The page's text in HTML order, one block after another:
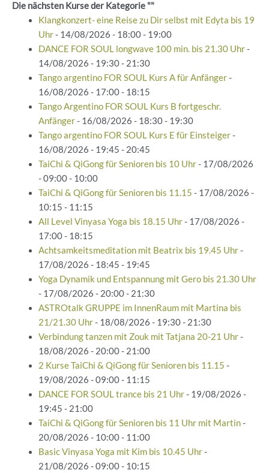
Die nächsten Kurse der Kategorie ""
Klangkonzert- eine Reise zu Dir selbst mit Edyta bis 19
Uhr- 14/08/2026 - 18:00 - 19:00
DANCE FOR SOUL longwave 100 min. bis 21.30 Uhr-
14/08/2026 - 19:30 - 21:30
Tango argentino FOR SOUL Kurs A für Anfänger-
16/08/2026 - 17:00 - 18:15
Tango Argentino FOR SOUL Kurs B fortgeschr.
Anfänger- 16/08/2026 - 18:30 - 19:30
Tango argentino FOR SOUL Kurs E für Einsteiger-
16/08/2026 - 19:45 - 20:45
TaiChi & QiGong für Senioren bis 10 Uhr- 17/08/2026
- 09:00 - 10:00
TaiChi & QiGong für Senioren bis 11.15 - 17/08/2026 -
10:15 - 11:15
All Level Vinyasa Yoga bis 18.15 Uhr- 17/08/2026 -
17:00 - 18:15
Achtsamkeitsmeditation mit Beatrix bis 19.45 Uhr-
17/08/2026 - 18:45 - 19:45
Yoga Dynamik und Entspannung mit Gero bis 21.30 Uhr
- 17/08/2026 - 20:00 - 21:30
ASTROtalk GRUPPE im InnenRaum mit Martina bis
21/21.30 Uhr- 18/08/2026 - 19:30 - 21:30
Verbindung tanzen mit Zouk mit Tatjana 20-21 Uhr-
18/08/2026 - 20:00 - 21:00
2 Kurse TaiChi & QiGong für Senioren bis 11.15 -
19/08/2026 - 09:00 - 11:15
DANCE FOR SOUL trance bis 21 Uhr- 19/08/2026 -
19:45 - 21:00
TaiChi & QiGong für Senioren bis 11 Uhr mit Martin-
20/08/2026 - 10:00 - 11:00
Basic Vinyasa Yoga mit Kim bis 10.45 Uhr-
21/08/2026 - 09:00 - 10:15